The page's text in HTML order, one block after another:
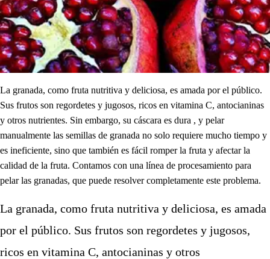
La granada, como fruta nutritiva y deliciosa, es amada por el público.
Sus frutos son regordetes y jugosos, ricos en vitamina C, antocianinas
y otros nutrientes. Sin embargo, su cáscara es dura , y pelar
manualmente las semillas de granada no solo requiere mucho tiempo y
es ineficiente, sino que también es fácil romper la fruta y afectar la
calidad de la fruta. Contamos con una línea de procesamiento para
pelar las granadas, que puede resolver completamente este problema.
La granada, como fruta nutritiva y deliciosa, es amada
por el público. Sus frutos son regordetes y jugosos,
ricos en vitamina C, antocianinas y otros